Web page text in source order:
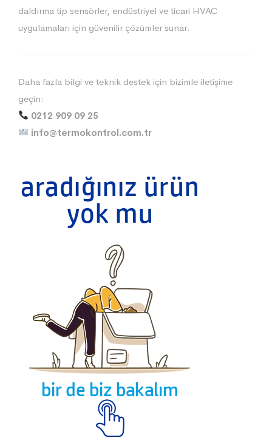
daldırma tip sensörler, endüstriyel ve ticari HVAC
uygulamaları için güvenilir çözümler sunar.
Daha fazla bilgi ve teknik destek için bizimle iletişime
geçin:
0212 909 09 25
info@termokontrol.com.tr